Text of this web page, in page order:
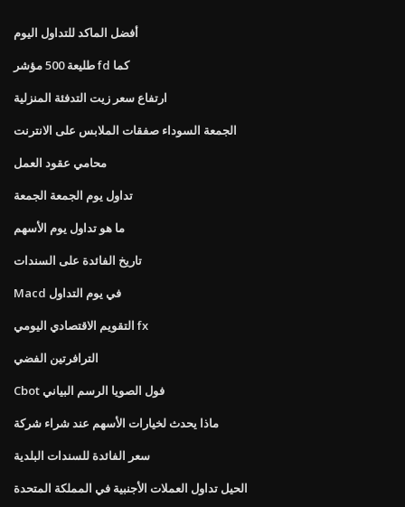
أفضل الماكد للتداول اليوم
طليعة 500 مؤشر fd كما
ارتفاع سعر زيت التدفئة المنزلية
الجمعة السوداء صفقات الملابس على الانترنت
محامي عقود العمل
تداول يوم الجمعة الجمعة
ما هو تداول يوم الأسهم
تاريخ الفائدة على السندات
Macd في يوم التداول
التقويم الاقتصادي اليومي fx
الترافرتين الفضي
Cbot فول الصويا الرسم البياني
ماذا يحدث لخيارات الأسهم عند شراء شركة
سعر الفائدة للسندات البلدية
الحيل تداول العملات الأجنبية في المملكة المتحدة